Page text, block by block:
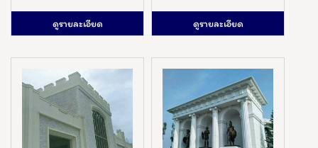
ดูรายละเอียด ดูรายละเอียด